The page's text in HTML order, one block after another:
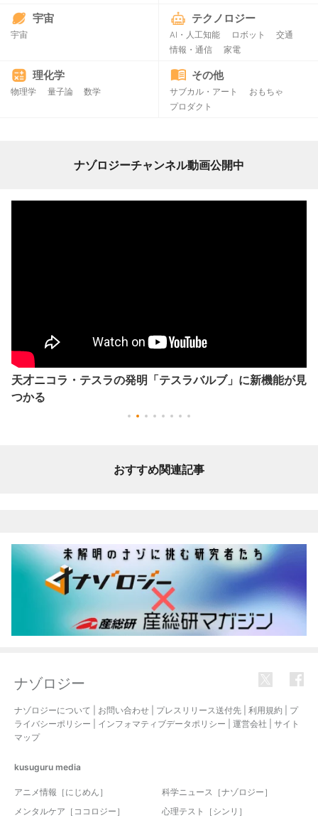
宇宙
宇宙
テクノロジー
AI・人工知能 ロボット
交通
情報・通信
家電
理化学
物理学 量子論 数学
その他
サブカル・アート
おもちゃ
プロダクト
ナゾロジーチャンネル動画公開中
天才ニコラ・テスラの発明「テスラバルブ」に新機能が見
つかる
おすすめ関連記事
ナゾロジー
ナゾロジーについて お問い合わせ プレスリリース送付先 利用規約
プ
ライバシーポリシー
インフォマティブデータポリシー 運営会社
サイト
マップ
kusuguru media
アニメ情報［にじめん］
科学ニュース［ナゾロジー］
メンタルケア［ココロジー］
心理テスト［シンリ］